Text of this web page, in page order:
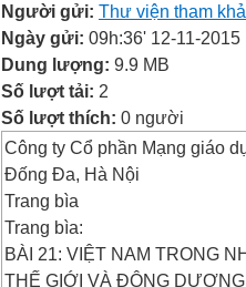
Người gửi: Thư viện tham
Ngày gửi: 09h:36' 12-11-2015
Dung lượng: 9.9 MB
Số lượt tải: 2
Số lượt thích: 0 người
Công ty Cổ phần Mạng giáo
Đống Đa, Hà Nội
Trang bìa
Trang bìa:
BÀI 21: VIỆT NAM TRONG
THẾ GIỚI VÀ ĐÔNG DƯƠNG